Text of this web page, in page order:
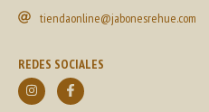
tiendaonline@jabonesrehue.com
REDES SOCIALES